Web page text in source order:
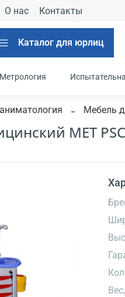
О нас Контакты
Каталог для юрлиц
Метрология
Мебель
МЕТ